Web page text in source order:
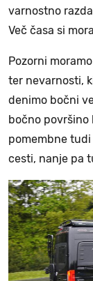
varnostno
Več časa si
Pozorni
ter nevarnosti,
denimo bočni
bočno površino
pomembne
cesti, nanje pa